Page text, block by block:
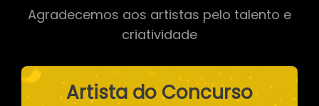
Agradecemos aos artistas pelo talento e
criatividade
Artista do Concurso